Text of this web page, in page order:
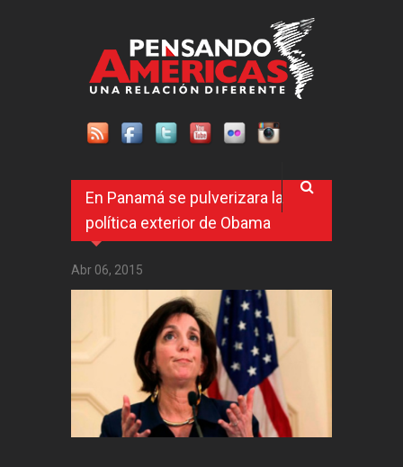
En Panamá se pulverizara la
política exterior de Obama
Abr 06, 2015